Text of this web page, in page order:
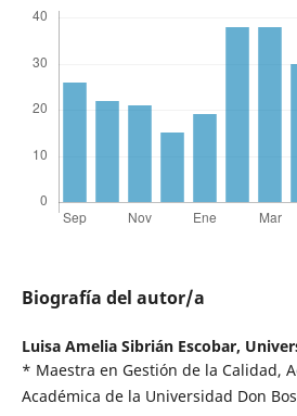
Biografía del autor/a
Luisa Amelia Sibrián Escobar,
* Maestra en Gestión de la Calidad,
Académica de la Universidad Don